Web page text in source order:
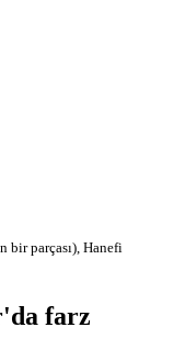
parçası), Hanefi
farz